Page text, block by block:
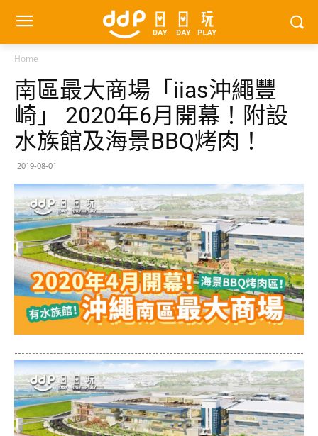
Home
南區最大商場「iias沖繩豐
崎」 2020年6月開幕！附設
水族館及海景BBQ烤肉！
2019-08-01